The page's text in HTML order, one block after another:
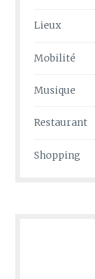
Lieux
Mobilité
Musique
Restaurant
Shopping